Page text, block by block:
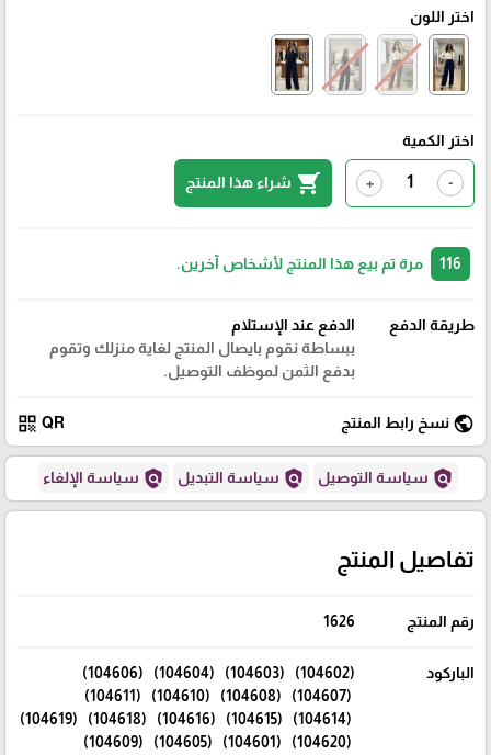
اختر اللون
اختر الكمية
-
+
shopping_cart شراء هذا المنتج
مرة تم بيع هذا المنتج لأشخاص آخرين.
طريقة الدفع
الدفع عند الإستلام
ببساطة نقوم بايصال المنتج لغاية منزلك وتقوم
بدفع الثمن لموظف التوصيل.
public نسخ رابط المنتج QR
qr_code
policy سياسة التوصيل policy سياسة التبديل policy سياسة الإلغاء
تفاصيل المنتج
رقم المنتج 1626
الباركود
(104602) (104603) (104604) (104606)
(104607) (104608) (104610) (104611)
(104614) (104615) (104616) (104618) (104619)
(104620) (104601) (104605) (104609)